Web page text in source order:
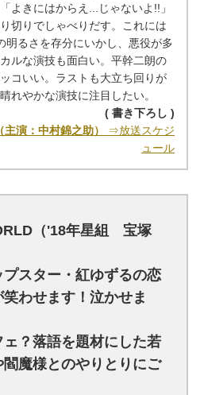
よきにはからえ...じゃないよ!!」
切りでしゃべりだす。これには
るさを存分にいかし、悪役が多
ルな演技も面白い。平幹二朗の
コいい。ラストも大立ち回りが
れやかな演技に注目したい。
( 書き下ろし )
演：中村錦之助）
⇒放送スケジ
ュール
（'18年星組 宝塚
スター・紅ゆずるの恋
わせます！泣かせま
？落語を題材にした若
魔様とのやりとりにご